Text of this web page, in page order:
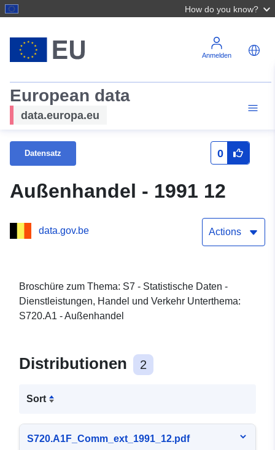
How do you know?
Anmelden
European data
data.europa.eu
Datensatz 0
Außenhandel - 1991 12
data.gov.be Actions
Broschüre zum Thema: S7 - Statistische Daten -
Dienstleistungen, Handel und Verkehr Unterthema:
S720.A1 - Außenhandel
Distributionen 2
Sort
S720.A1F_Comm_ext_1991_12.pdf